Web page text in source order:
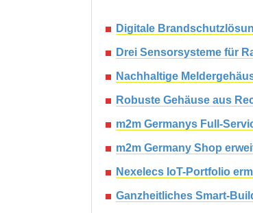
Digitale
Drei Sensorsysteme für
Nachhaltige
Robuste Gehäuse aus
m2m Germanys Full-
m2m Germany Shop
Nexelecs IoT-Portfolio
Ganzheitliches Smart-